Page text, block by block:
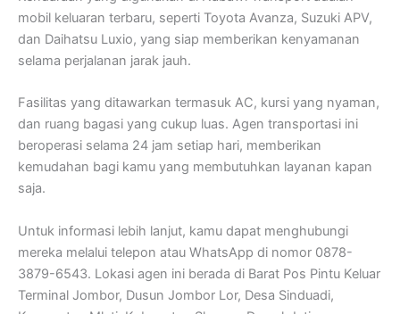
mobil keluaran terbaru, seperti Toyota Avanza, Suzuki APV,
dan Daihatsu Luxio, yang siap memberikan kenyamanan
selama perjalanan jarak jauh.
Fasilitas yang ditawarkan termasuk AC, kursi yang nyaman,
dan ruang bagasi yang cukup luas. Agen transportasi ini
beroperasi selama 24 jam setiap hari, memberikan
kemudahan bagi kamu yang membutuhkan layanan kapan
saja.
Untuk informasi lebih lanjut, kamu dapat menghubungi
mereka melalui telepon atau WhatsApp di nomor 0878-
3879-6543. Lokasi agen ini berada di Barat Pos Pintu Keluar
Terminal Jombor, Dusun Jombor Lor, Desa Sinduadi,